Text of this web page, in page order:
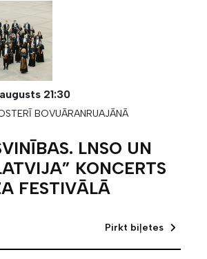
21:30
BOVUĀRANRUAJĀNĀ
LNSO UN
KONCERTS
FESTIVĀLĀ
Pirkt biļetes